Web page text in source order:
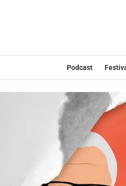
Podcast